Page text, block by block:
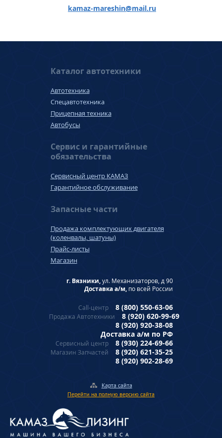
kamaz-mareshin@mail.ru
Каталог автотехники
Автотехника
Спецавтотехника
Прицепная техника
Автобусы
Сервис и гарантийные
обязательства
Сервисный центр КАМАЗ
Гарантийное обслуживание
Запасные части
Продажа комплектующих двигателя
(коленвалы, шатуны)
Прайс-листы
Магазин
г. Вязники,ул. Механизаторов, д 90
Доставка а/м, по всей России
Call-центр 8 (800) 550-63-06
Продажа Автотехники
8 (920) 620-99-69
8 (920) 920-38-08
Доставка а/м по РФ
Сервисный центр 8 (930) 224-69-66
Магазин Запчастей
8 (920) 621-35-25
8 (920) 902-28-69
Карта сайта
Перейти на полную версию сайта